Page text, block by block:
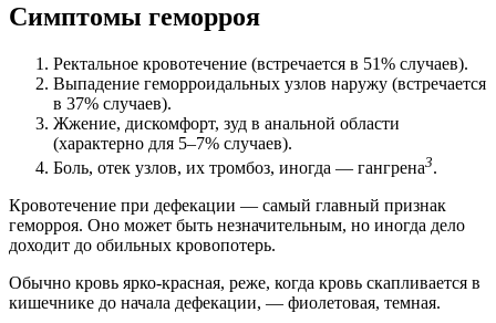
Симптомы геморроя
Ректальное кровотечение (встречается в 51% случаев).
Выпадение геморроидальных узлов наружу (встречается
в 37% случаев).
Жжение, дискомфорт, зуд в анальной области
(характерно для 5–7% случаев).
Боль, отек узлов, их тромбоз, иногда — гангрена3.
Кровотечение при дефекации — самый главный признак
геморроя. Оно может быть незначительным, но иногда дело
доходит до обильных кровопотерь.
Обычно кровь ярко-красная, реже, когда кровь скапливается в
кишечнике до начала дефекации, — фиолетовая, темная.